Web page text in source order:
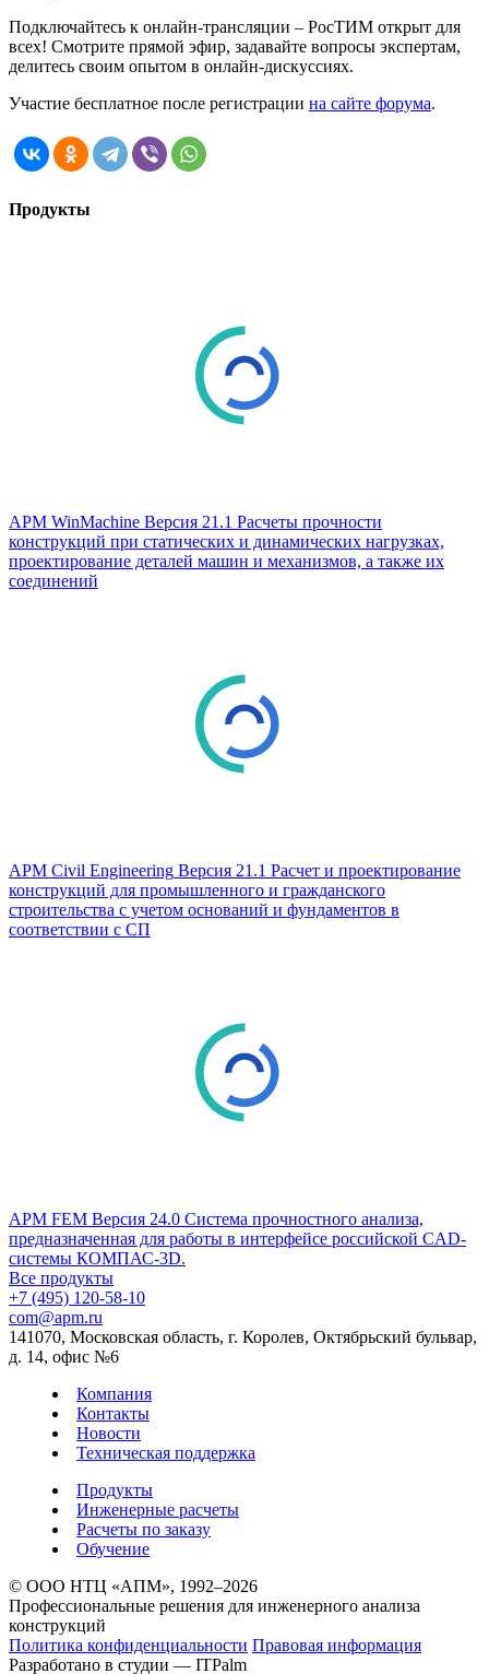
Подключайтесь к онлайн-трансляции – РосТИМ открыт для
всех! Смотрите прямой эфир, задавайте вопросы экспертам,
делитесь своим опытом в онлайн-дискуссиях.
Участие бесплатное после регистрации на сайте форума.
Продукты
APM WinMachine Версия 21.1 Расчеты прочности
конструкций при статических и динамических нагрузках,
проектирование деталей машин и механизмов, а также их
соединений
APM Civil Engineering Версия 21.1 Расчет и проектирование
конструкций для промышленного и гражданского
строительства с учетом оснований и фундаментов в
соответствии с СП
APM FEM Версия 24.0 Cистема прочностного анализа,
предназначенная для работы в интерфейсе российской CAD-
системы КОМПАС-3D.
Все продукты
+7 (495) 120-58-10
com@apm.ru
141070, Московская область, г. Королев, Октябрьский бульвар,
д. 14, офис №6
Компания
Контакты
Новости
Техническая поддержка
Продукты
Инженерные расчеты
Расчеты по заказу
Обучение
© ООО НТЦ «АПМ», 1992–2026
Профессиональные решения для инженерного анализа
конструкций
Политика конфиденциальности Правовая информация
Разработано в студии — ITPalm